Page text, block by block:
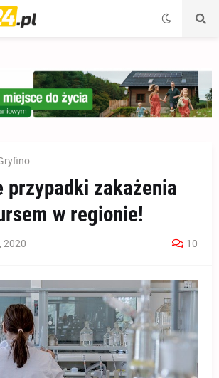
przypadki zakażenia
w regionie!
2020 10